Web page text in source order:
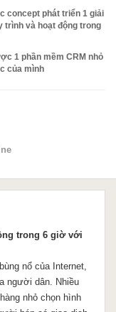
concept phát triển 1 giải
trình và hoạt động trong
1 phần mềm CRM nhỏ
của mình
trong 6 giờ với
nổ của Internet,
người dân. Nhiều
nhỏ chọn hình